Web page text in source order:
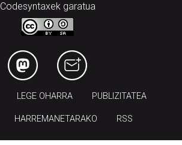
Codesyntaxek garatua
LEGE OHARRA PUBLIZITATEA
HARREMANETARAKO RSS